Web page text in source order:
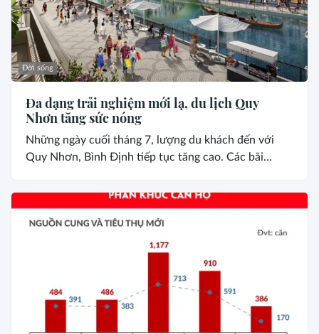
Đời sống
Đa dạng trải nghiệm mới lạ, du lịch Quy
Nhơn tăng sức nóng
Những ngày cuối tháng 7, lượng du khách đến với
Quy Nhơn, Bình Định tiếp tục tăng cao. Các bãi...